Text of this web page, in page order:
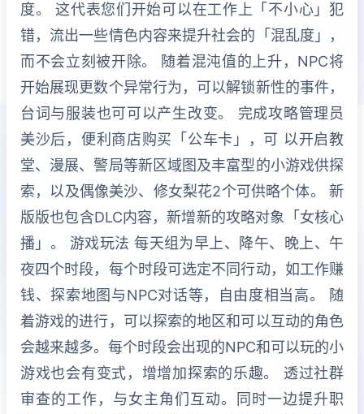
度。 这代表您们开始可以在工作上「不小心」犯
错，流出一些情色内容来提升社会的「混乱度」，
而不会立刻被开除。 随着混沌值的上升，NPC将
开始展现更数个异常行为，可以解锁新性的事件，
台词与服装也可可以产生改变。 完成攻略管理员
美沙后，便利商店购买「公车卡」，可 以开启教
堂、漫展、警局等新区域图及丰富型的小游戏供探
索，以及偶像美沙、修女梨花2个可供略个体。 新
版版也包含DLC内容，新增新的攻略对象「女核心
播」。 游戏玩法 每天组为早上、降午、晚上、午
夜四个时段，每个时段可选定不同行动，如工作赚
钱、探索地图与NPC对话等，自由度相当高。 随
着游戏的进行，可以探索的地区和可以互动的角色
会越来越多。每个时段会出现的NPC和可以玩的小
游戏也会有变式，增增加探索的乐趣。 透过社群
审查的工作，与女主角们互动。同时一边提升职